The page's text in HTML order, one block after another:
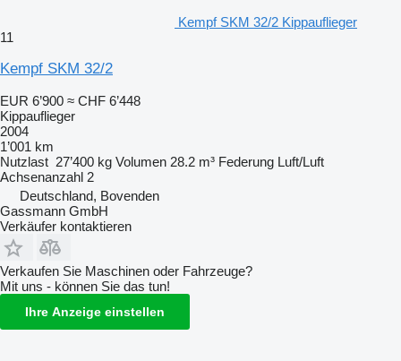
Kempf SKM 32/2 Kippauflieger
11
Kempf SKM 32/2
EUR 6’900 ≈ CHF 6’448
Kippauflieger
2004
1’001 km
Nutzlast 27’400 kg Volumen 28.2 m³ Federung Luft/Luft
Achsenanzahl 2
Deutschland, Bovenden
Gassmann GmbH
Verkäufer kontaktieren
Verkaufen Sie Maschinen oder Fahrzeuge?
Mit uns - können Sie das tun!
Ihre Anzeige einstellen